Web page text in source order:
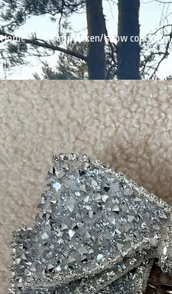
Home Satintäcken/ show coats mm